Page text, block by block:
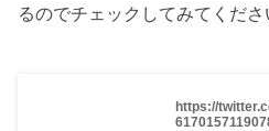
るのでチェックしてみてくださ
https://